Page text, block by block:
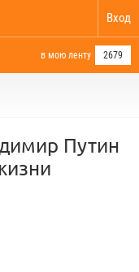
Вход
в мою ленту 2679
Путин